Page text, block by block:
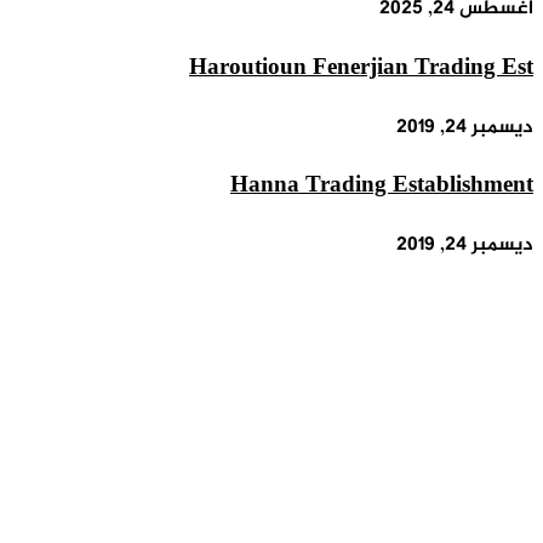
أغسطس 24, 2025
Haroutioun Fenerjian Trading Est
ديسمبر 24, 2019
Hanna Trading Establishment
ديسمبر 24, 2019